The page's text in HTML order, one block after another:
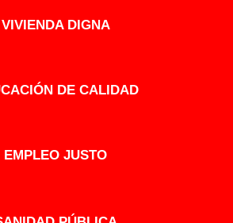
VIVIENDA DIGNA
DE CALIDAD
EMPLEO JUSTO